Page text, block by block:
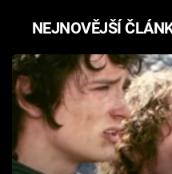
Témata
Filmy
Seriály
NEJNOVĚJŠÍ